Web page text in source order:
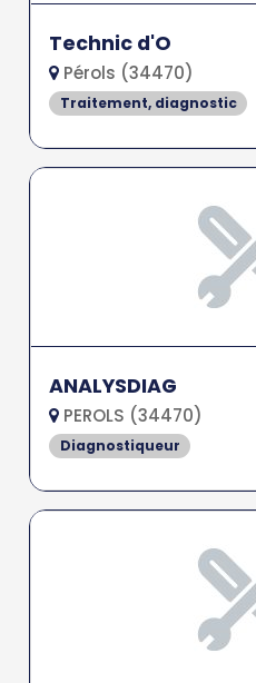
Technic d'O
Pérols (34470)
Traitement, diagnostic
ANALYSDIAG
PEROLS (34470)
Diagnostiqueur